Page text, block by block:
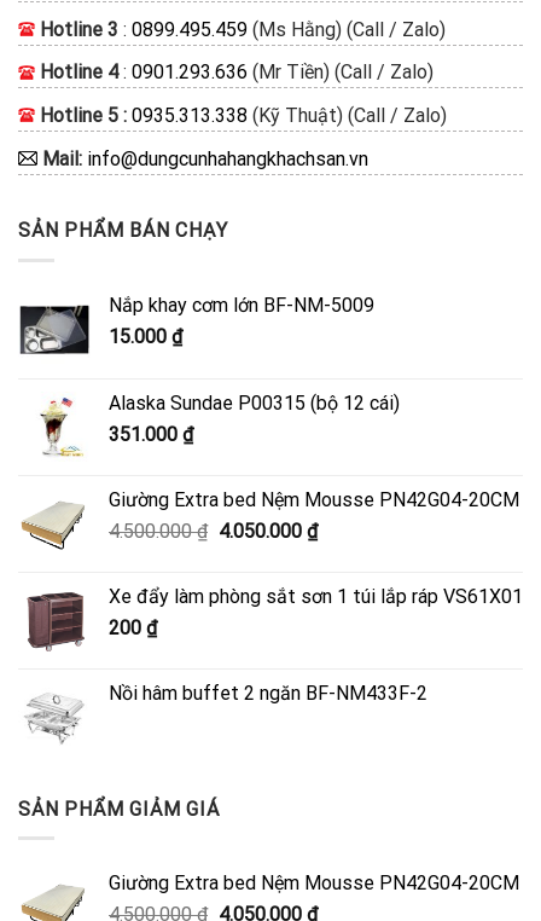
Hotline 3 : 0899.495.459 (Ms Hằng) (Call / Zalo)
Hotline 4: 0901.293.636 (Mr Tiền) (Call / Zalo)
Hotline 5 : 0935.313.338 (Kỹ Thuật) (Call / Zalo)
Mail: info@dungcunhahangkhachsan.vn
SẢN PHẨM BÁN CHẠY
Nắp khay cơm lớn BF-NM-5009
15.000 ₫
Alaska Sundae P00315 (bộ 12 cái)
351.000 ₫
Giường Extra bed Nệm Mousse PN42G04-20CM
4.500.000₫ Giá
4.500.000 ₫.
4.050.000 ₫Giá
là:
Xe đẩy làm phòng sắt sơn 1 túi lắp ráp VS61X01
200 ₫
Nồi hâm buffet 2 ngăn BF-NM433F-2
SẢN PHẨM GIẢM GIÁ
Giường Extra bed Nệm Mousse PN42G04-20CM
4.500.000₫ Giá
4.050.000 ₫Giá